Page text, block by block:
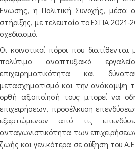
Ένωσης, η Πολιτική Συνοχής, μέσα
στήριξης, με τελευταίο το ΕΣΠΑ 2021-
σχεδιασμό.
Οι κοινοτικοί πόροι που
πολύτιμο αναπτυξιακό
επιχειρηματικότητα και
μετασχηματισμό και την ανάκαμψη
ορθή αξιοποίησή τους μπορεί να
επιχειρήσεων, προσέλκυση
εξαρτώμενων από τις
ανταγωνιστικότητα των
ζωής και γενικότερα σε αύξηση του